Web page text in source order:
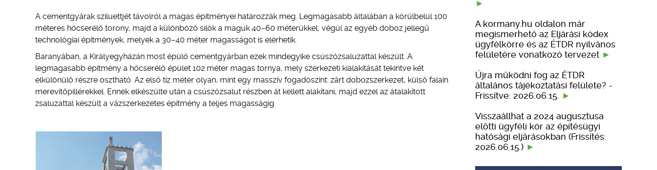
A cementgyárak sziluettjét távolról a magas építményei határozzák meg. Legmagasabb általában a körülbelül 100
méteres hőcserélő torony, majd a különböző silók a maguk 40–60 méterükkel, végül az egyéb doboz jellegű
technológiai építmények, melyek a 30–40 méter magasságot is elérhetik.
Baranyában, a Királyegyházán most épülő cementgyárban ezek mindegyike csúszózsaluzattal készült. A
legmagasabb építmény a hőcserélő épület 102 méter magas tornya, mely szerkezeti kialakítását tekintve két
elkülönülő részre osztható. Az első tíz méter olyan, mint egy masszív fogadószint: zárt dobozszerkezet, külső falain
merevítőpillérekkel. Ennek elkészülte után a csúszózsalut részben át kellett alakítani, majd ezzel az átalakított
zsaluzattal készült a vázszerkezetes építmény a teljes magasságig.
A kormany.hu oldalon már
megismerhető az Eljárási kódex
ügyfélkörre és az ÉTDR nyilvános
felületére vonatkozó tervezet
Újra működni fog az ÉTDR
általános tájékoztatási felülete? -
Frissítve: 2026.06.15.
Visszaállhat a 2024 augusztusa
előtti ügyféli kör az építésügyi
hatósági eljárásokban (Frissítés:
2026.06.15.)